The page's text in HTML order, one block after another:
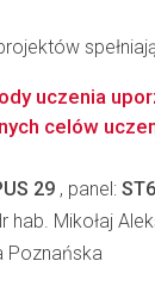
uczenia
celów
29 , panel: ST6
hab. Mikołaj
Poznańska